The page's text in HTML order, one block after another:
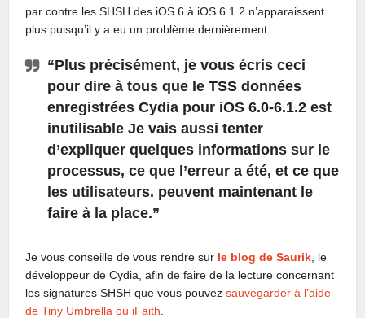
par contre les SHSH des iOS 6 à iOS 6.1.2 n’apparaissent
plus puisqu’il y a eu un problème dernièrement :
“Plus précisément, je vous écris ceci
pour dire à tous que le TSS données
enregistrées Cydia pour iOS 6.0-6.1.2 est
inutilisable Je vais aussi tenter
d’expliquer quelques informations sur le
processus, ce que l’erreur a été, et ce que
les utilisateurs. peuvent maintenant le
faire à la place.”
Je vous conseille de vous rendre sur le blog de Saurik , le
développeur de Cydia, afin de faire de la lecture concernant
les signatures SHSH que vous pouvezsauvegarder à l’aide
de Tiny Umbrella ou iFaith